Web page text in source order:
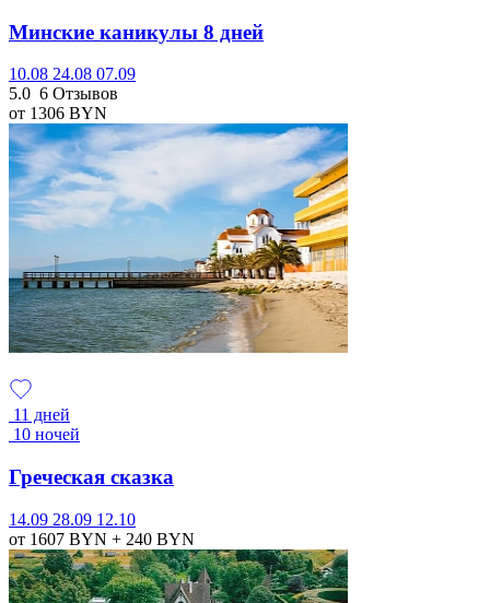
Минские каникулы 8 дней
10.08 24.08 07.09
5.0 6 Отзывов
от 1306 BYN
11 дней
10 ночей
Греческая сказка
14.09 28.09 12.10
от 1607 BYN + 240 BYN